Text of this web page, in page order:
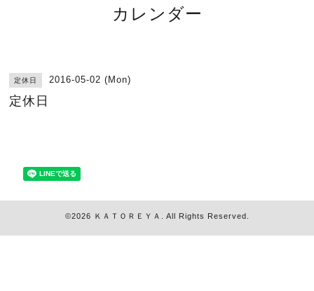
カレンダー
定休日 2016-05-02 (Mon)
定休日
©2026 ＫＡＴＯＲＥＹＡ . All Rights Reserved.